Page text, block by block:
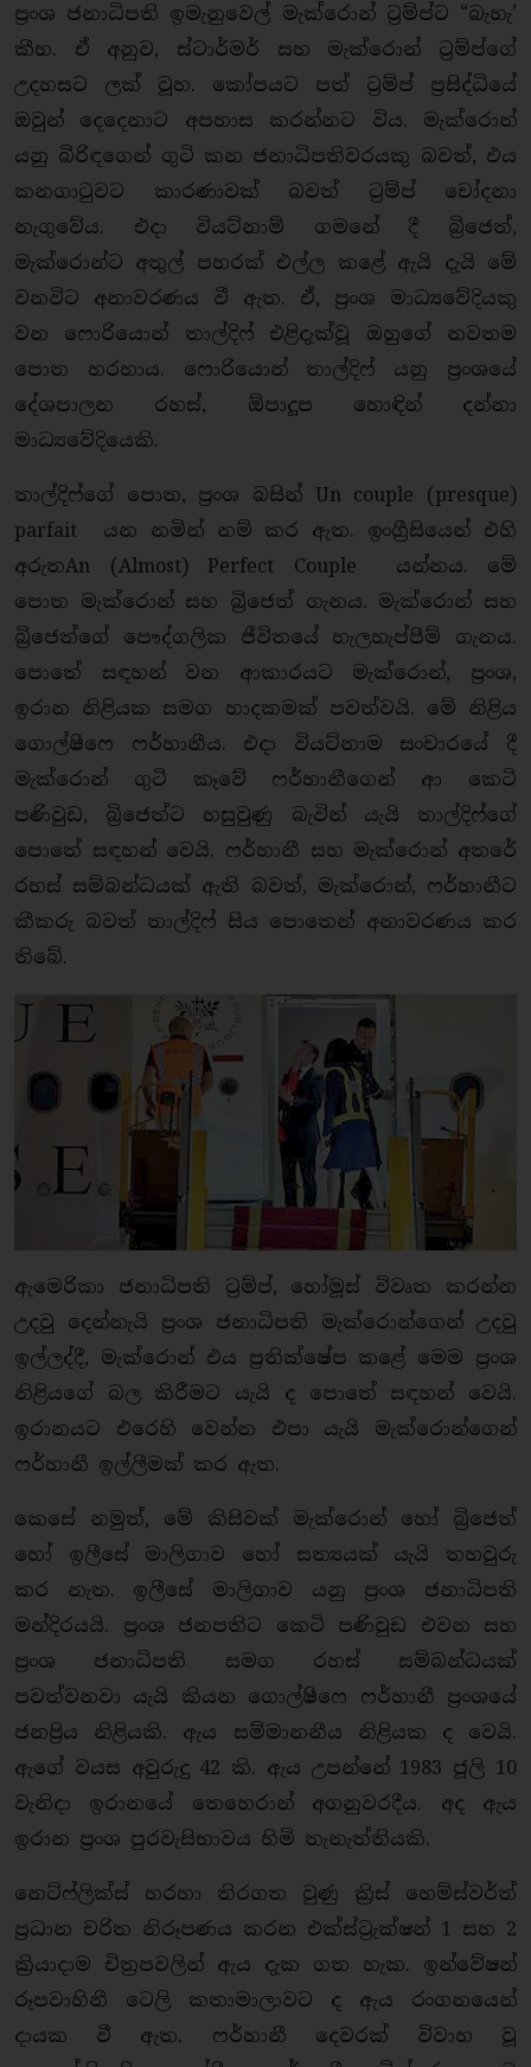
ප්‍රංශ ජනාධිපති ඉමැනුවෙල් මැක්රොන් ට්‍රම්ප්ට “බැහැ’
කීහ. ඒ අනුව, ස්ටාර්මර් සහ මැක්රොන් ට්‍රම්ප්ගේ
උදහසට ලක් වූහ. කෝපයට පත් ට්‍රම්ප් ප්‍රසිද්ධියේ
ඔවුන් දෙදෙනාට අපහාස කරන්නට විය. මැක්රොන්
යනු බිරිඳගෙන් ගුටි කන ජනාධිපතිවරයකු බවත්, එය
කනගාටුවට කාරණාවක් බවත් ට්‍රම්ප් චෝදනා
නැගුවේය. එදා වියට්නාම් ගමනේ දී බ්‍රිජෙත්,
මැක්රොන්ට අතුල් පහරක් එල්ල කළේ ඇයි දැයි මේ
වනවිට අනාවරණය වී ඇත. ඒ, ප්‍රංශ මාධ්‍යවේදියකු
වන ෆොරියොන් තාල්දිෆ් එළිදැක්වූ ඔහුගේ නවතම
පොත හරහාය. ෆොරියොන් තාල්දිෆ් යනු ප්‍රංශයේ
දේශපාලන රහස්, ඕපාදූප හොඳින් දන්නා
මාධ්‍යවේදියෙකි.
තාල්දිෆ්ගේ පොත, ප්‍රංශ බසින් Un couple (presque)
parfait යන නමින් නම් කර ඇත. ඉංග්‍රීසියෙන් එහි
අරුතAn (Almost) Perfect Couple යන්නය. මේ
පොත මැක්රොන් සහ බ්‍රිජෙත් ගැනය. මැක්රොන් සහ
බ්‍රිජෙත්ගේ පෞද්ගලික ජීවිතයේ හැලහැප්පීම් ගැනය.
පොතේ සඳහන් වන ආකාරයට මැක්රොන්, ප්‍රංශ,
ඉරාන නිළියක සමග හාදකමක් පවත්වයි. මේ නිළිය
ගොල්ෂීෆෙ ෆර්හානීය. එදා වියට්නාම සංචාරයේ දී
මැක්රොන් ගුටි කෑවේ ෆර්හානීගෙන් ආ කෙටි
පණිවුඩ, බ්‍රිජෙත්ට හසුවුණු බැවින් යැයි තාල්දිෆ්ගේ
පොතේ සඳහන් වෙයි. ෆර්හානී සහ මැක්රොන් අතරේ
රහස් සම්බන්ධයක් ඇති බවත්, මැක්රොන්, ෆර්හානීට
කීකරු බවත් තාල්දිෆ් සිය පොතෙන් අනාවරණය කර
තිබේ.
ඇමෙරිකා ජනාධිපති ට්‍රම්ප්, හෝමූස් විවෘත කරන්න
උදවු දෙන්නැයි ප්‍රංශ ජනාධිපති මැක්රොන්ගෙන් උදවු
ඉල්ලද්දී, මැක්රොන් එය ප්‍රතික්ෂේප කළේ මෙම ප්‍රංශ
නිළියගේ බල කිරීමට යැයි ද පොතේ සඳහන් වෙයි.
ඉරානයට එරෙහි වෙන්න එපා යැයි මැක්රොන්ගෙන්
ෆර්හානී ඉල්ලීමක් කර ඇත.
කෙසේ නමුත්, මේ කිසිවක් මැක්රොන් හෝ බ්‍රිජෙත්
හෝ ඉලීසේ මාලිගාව හෝ සත්‍යයක් යැයි තහවුරු
කර නැත. ඉලීසේ මාලිගාව යනු ප්‍රංශ ජනාධිපති
මන්දිරයයි. ප්‍රංශ ජනපතිට කෙටි පණිවුඩ එවන සහ
ප්‍රංශ ජනාධිපති සමග රහස් සම්බන්ධයක්
පවත්වනවා යැයි කියන ගොල්ෂීෆෙ ෆර්හානී ප්‍රංශයේ
ජනප්‍රිය නිළියකි. ඇය සම්මානනීය නිළියක ද වෙයි.
ඇගේ වයස අවුරුදු 42 කි. ඇය උපන්නේ 1983 ජූලි 10
වැනිදා ඉරානයේ තෙහෙරාන් අගනුවරදීය. අද ඇය
ඉරාන ප්‍රංශ පුරවැසිභාවය හිමි තැනැත්තියකි.
නෙට්ෆ්ලික්ස් හරහා තිරගත වුණු ක්‍රිස් හෙම්ස්වර්ත්
ප්‍රධාන චරිත නිරූපණය කරන එක්ස්ට්‍රැක්ෂන් 1 සහ 2
ක්‍රියාදාම චිත්‍රපවලින් ඇය දැක ගත හැක. ඉන්වේෂන්
රූපවාහිනී ටෙලි කතාමාලාවට ද ඇය රංගනයෙන්
දායක වී ඇත. ෆර්හානී දෙවරක් විවාහ වූ